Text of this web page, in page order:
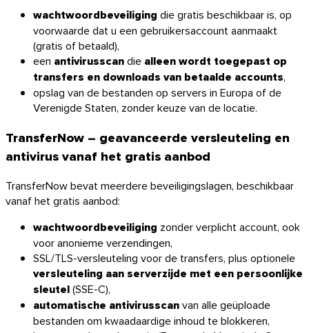
wachtwoordbeveiliging die gratis beschikbaar is, op
voorwaarde dat u een gebruikersaccount aanmaakt
(gratis of betaald),
een antivirusscandie alleen wordt toegepast op
transfers en downloads van betaalde accounts,
opslag van de bestanden op servers in Europa of de
Verenigde Staten, zonder keuze van de locatie.
TransferNow – geavanceerde versleuteling en
antivirus vanaf het gratis aanbod
TransferNow bevat meerdere beveiligingslagen, beschikbaar
vanaf het gratis aanbod:
wachtwoordbeveiliging zonder verplicht account, ook
voor anonieme verzendingen,
SSL/TLS-versleuteling voor de transfers, plus optionele
versleuteling aan serverzijde met een persoonlijke
sleutel(SSE-C),
automatische antivirusscanvan alle geüploade
bestanden om kwaadaardige inhoud te blokkeren,